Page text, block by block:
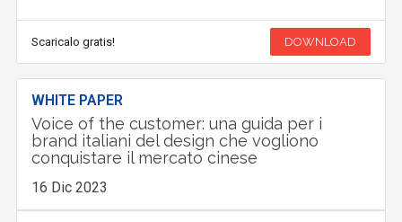
Scaricalo gratis! DOWNLOAD
WHITE PAPER
Voice of the customer: una guida per i
brand italiani del design che vogliono
conquistare il mercato cinese
16 Dic 2023